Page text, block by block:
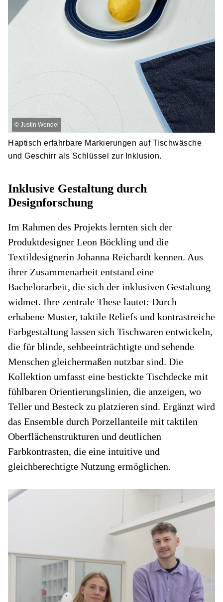
© Justin Wendel
Haptisch erfahrbare Markierungen auf Tischwäsche
und Geschirr als Schlüssel zur Inklusion.
Inklusive Gestaltung durch
Designforschung
Im Rahmen des Projekts lernten sich der
Produktdesigner Leon Böckling und die
Textildesignerin Johanna Reichardt kennen. Aus
ihrer Zusammenarbeit entstand eine
Bachelorarbeit, die sich der inklusiven Gestaltung
widmet. Ihre zentrale These lautet: Durch
erhabene Muster, taktile Reliefs und kontrastreiche
Farbgestaltung lassen sich Tischwaren entwickeln,
die für blinde, sehbeeinträchtigte und sehende
Menschen gleichermaßen nutzbar sind. Die
Kollektion umfasst eine bestickte Tischdecke mit
fühlbaren Orientierungslinien, die anzeigen, wo
Teller und Besteck zu platzieren sind. Ergänzt wird
das Ensemble durch Porzellanteile mit taktilen
Oberflächenstrukturen und deutlichen
Farbkontrasten, die eine intuitive und
gleichberechtigte Nutzung ermöglichen.